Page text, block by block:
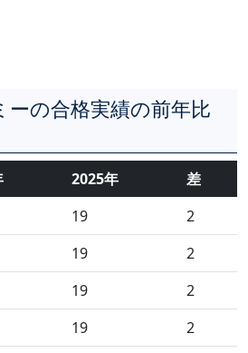
ーの合格実績の前年比
2025年
差
19
2
19
2
19
2
19
2